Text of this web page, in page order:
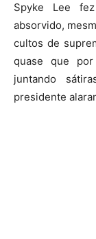
Spyke Lee
absorvido,
cultos de
quase que
juntando
presidente